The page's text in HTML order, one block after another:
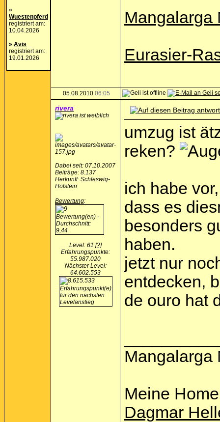
»
Wuestenpferd
registriert am:
10.04.2026
» Avis
registriert am:
19.01.2026
Mangalarga
Eurasier-
05.08.2010 06:05
rivera
Dabei seit: 07.10.2007
Beiträge: 8.137
Herkunft: Schleswig-
Holstein
Bewertung:
Level: 61 [?]
Erfahrungspunkte:
55.987.020
Nächster Level:
64.602.553
umzug ist
reken?
ich habe
dass es
besonders
haben.
jetzt nur
entdecken,
de ouro hat
Mangalarga
Meine
Dagmar